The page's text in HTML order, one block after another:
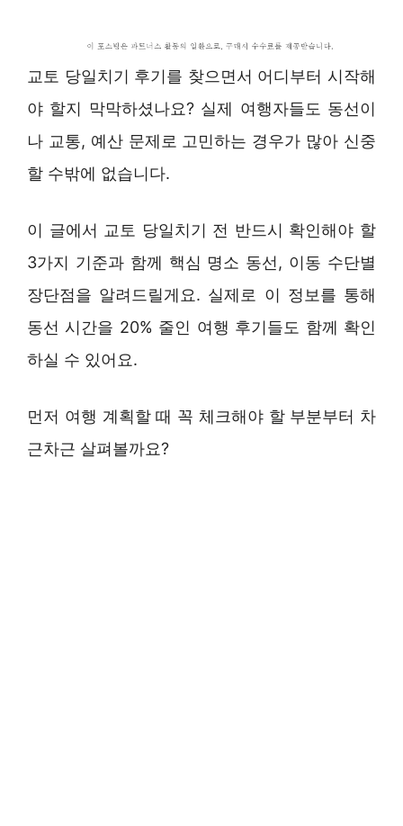
교토 당일치기 후기를 찾으면서 어디부터 시작해
야 할지 막막하셨나요? 실제 여행자들도 동선이
나 교통, 예산 문제로 고민하는 경우가 많아 신중
할 수밖에 없습니다.
이 글에서 교토 당일치기 전 반드시 확인해야 할
3가지 기준과 함께 핵심 명소 동선, 이동 수단별
장단점을 알려드릴게요. 실제로 이 정보를 통해
동선 시간을 20% 줄인 여행 후기들도 함께 확인
하실 수 있어요.
먼저 여행 계획할 때 꼭 체크해야 할 부분부터 차
근차근 살펴볼까요?